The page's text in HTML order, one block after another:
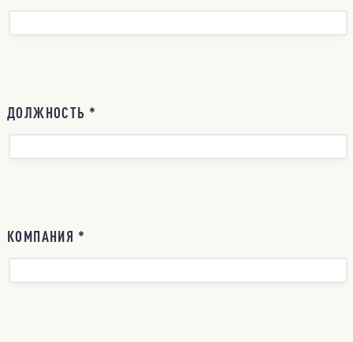
ДОЛЖНОСТЬ *
КОМПАНИЯ *